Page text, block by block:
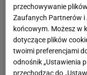
przechowywanie
Zaufanych Partnerów i
końcowym. Możesz w
dotyczące plików
twoimi preferencjami
odnośnik „Ustawienia
przechodząc do